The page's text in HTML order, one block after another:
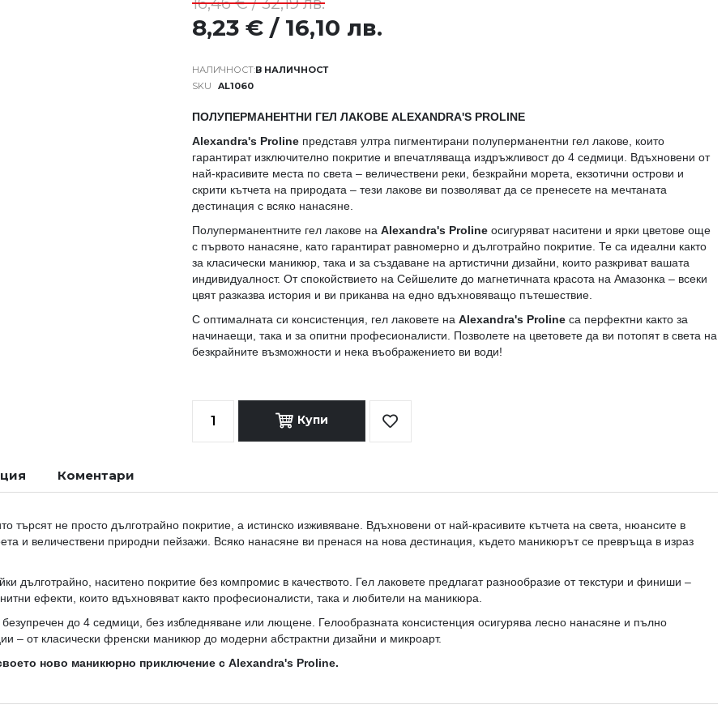
В НАЛИЧНОСТ
SKU
AL1060
ПОЛУПЕРМАНЕНТНИ ГЕЛ ЛАКОВЕ ALEXANDRA'S PROLINE
Alexandra's Proline представя ултра пигментирани полуперманентни гел лакове, които
гарантират изключително покритие и впечатляваща издръжливост до 4 седмици. Вдъхновени от
най-красивите места по света – величествени реки, безкрайни морета, екзотични острови и
скрити кътчета на природата – тези лакове ви позволяват да се пренесете на мечтаната
дестинация с всяко нанасяне.
Полуперманентните гел лакове наAlexandra's Proline осигуряват наситени и ярки цветове още
с първото нанасяне, като гарантират равномерно и дълготрайно покритие. Те са идеални както
за класически маникюр, така и за създаване на артистични дизайни, които разкриват вашата
индивидуалност. От спокойствието на Сейшелите до магнетичната красота на Амазонка – всеки
цвят разказва история и ви приканва на едно вдъхновяващо пътешествие.
С оптималната си консистенция, гел лаковете наAlexandra's Proline са перфектни както за
начинаещи, така и за опитни професионалисти. Позволете на цветовете да ви потопят в света на
безкрайните възможности и нека въображението ви води!
8,23 € / 16,10 лв.
Купи
Добави
в
търсят не просто дълготрайно покритие, а истинско изживяване. Вдъхновени от най-красивите кътчета на света, нюансите в
и величествени природни пейзажи. Всяко нанасяне ви пренася на нова дестинация, където маникюрът се превръща в израз
дълготрайно, наситено покритие без компромис в качеството. Гел лаковете предлагат разнообразие от текстури и финиши –
ефекти, които вдъхновяват както професионалисти, така и любители на маникюра.
до 4 седмици, без избледняване или лющене. Гелообразната консистенция осигурява лесно нанасяне и пълно
– от класически френски маникюр до модерни абстрактни дизайни и микроарт.
ново маникюрно приключение с Alexandra's Proline.
Коментари